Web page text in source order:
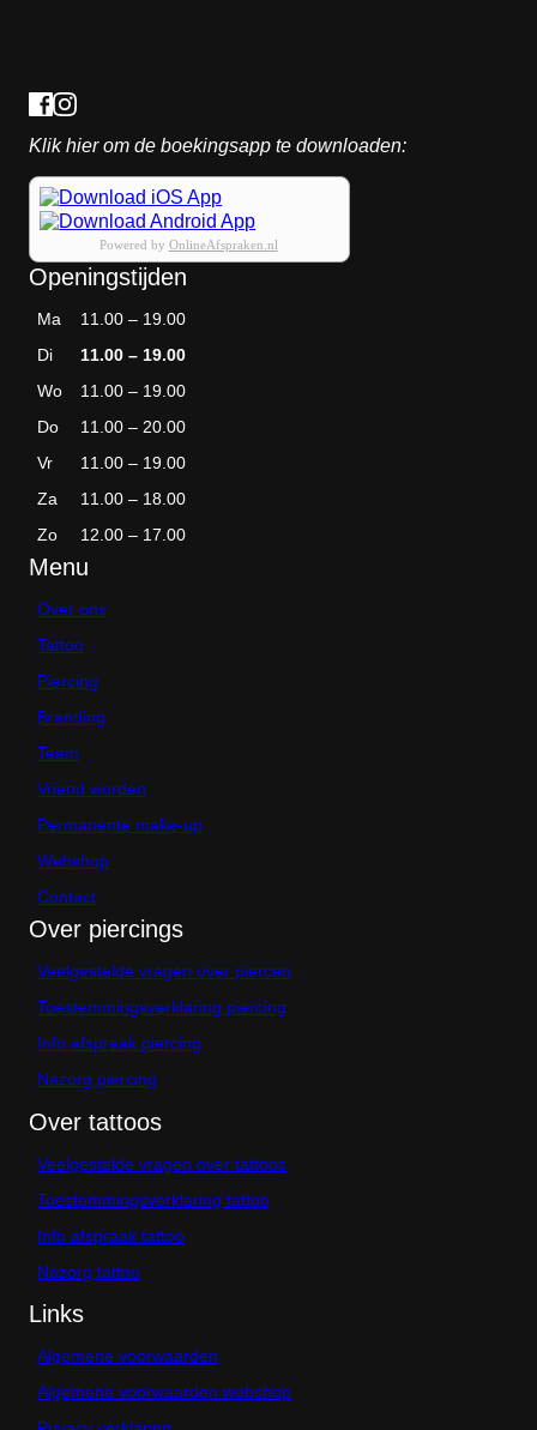
Klik hier om de boekingsapp te downloaden:
Powered by OnlineAfspraken.nl
Openingstijden
Ma
11.00 – 19.00
Di
11.00 – 19.00
Wo
11.00 – 19.00
Do
11.00 – 20.00
Vr
11.00 – 19.00
Za
11.00 – 18.00
Zo
12.00 – 17.00
Menu
Over ons
Tattoo
Piercing
Branding
Team
Vriend worden
Permanente make-up
Webshop
Contact
Over piercings
Veelgestelde vragen over piercen
Toestemmingsverklaring piercing
Info afspraak piercing
Nazorg piercing
Over tattoos
Veelgestelde vragen over tattoos
Toestemmingsverklaring tattoo
Info afspraak tattoo
Nazorg tattoo
Links
Algemene voorwaarden
Algemene voorwaarden webshop